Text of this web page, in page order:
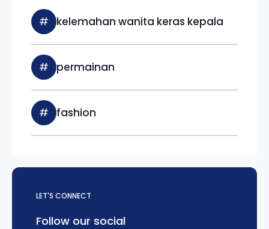
# kelemahan wanita keras kepala
# permainan
# fashion
LET'S CONNECT
Follow our social